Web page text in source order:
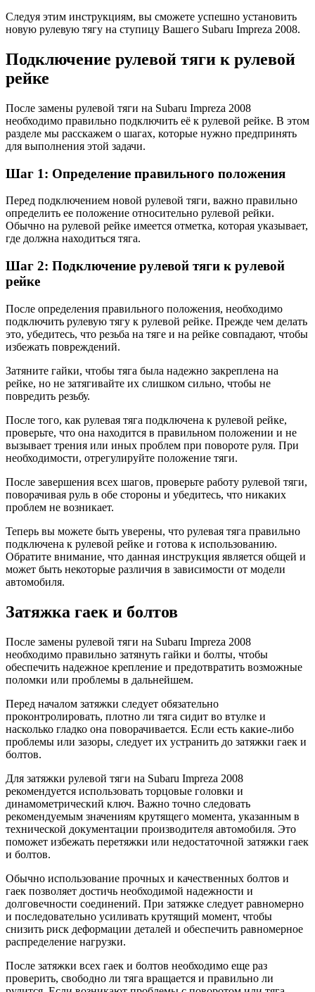
Следуя этим инструкциям, вы сможете успешно установить
новую рулевую тягу на ступицу Вашего Subaru Impreza 2008.
Подключение рулевой тяги к рулевой
рейке
После замены рулевой тяги на Subaru Impreza 2008
необходимо правильно подключить её к рулевой рейке. В этом
разделе мы расскажем о шагах, которые нужно предпринять
для выполнения этой задачи.
Шаг 1: Определение правильного положения
Перед подключением новой рулевой тяги, важно правильно
определить ее положение относительно рулевой рейки.
Обычно на рулевой рейке имеется отметка, которая указывает,
где должна находиться тяга.
Шаг 2: Подключение рулевой тяги к рулевой
рейке
После определения правильного положения, необходимо
подключить рулевую тягу к рулевой рейке. Прежде чем делать
это, убедитесь, что резьба на тяге и на рейке совпадают, чтобы
избежать повреждений.
Затяните гайки, чтобы тяга была надежно закреплена на
рейке, но не затягивайте их слишком сильно, чтобы не
повредить резьбу.
После того, как рулевая тяга подключена к рулевой рейке,
проверьте, что она находится в правильном положении и не
вызывает трения или иных проблем при повороте руля. При
необходимости, отрегулируйте положение тяги.
После завершения всех шагов, проверьте работу рулевой тяги,
поворачивая руль в обе стороны и убедитесь, что никаких
проблем не возникает.
Теперь вы можете быть уверены, что рулевая тяга правильно
подключена к рулевой рейке и готова к использованию.
Обратите внимание, что данная инструкция является общей и
может быть некоторые различия в зависимости от модели
автомобиля.
Затяжка гаек и болтов
После замены рулевой тяги на Subaru Impreza 2008
необходимо правильно затянуть гайки и болты, чтобы
обеспечить надежное крепление и предотвратить возможные
поломки или проблемы в дальнейшем.
Перед началом затяжки следует обязательно
проконтролировать, плотно ли тяга сидит во втулке и
насколько гладко она поворачивается. Если есть какие-либо
проблемы или зазоры, следует их устранить до затяжки гаек и
болтов.
Для затяжки рулевой тяги на Subaru Impreza 2008
рекомендуется использовать торцовые головки и
динамометрический ключ. Важно точно следовать
рекомендуемым значениям крутящего момента, указанным в
технической документации производителя автомобиля. Это
поможет избежать перетяжки или недостаточной затяжки гаек
и болтов.
Обычно использование прочных и качественных болтов и
гаек позволяет достичь необходимой надежности и
долговечности соединений. При затяжке следует равномерно
и последовательно усиливать крутящий момент, чтобы
снизить риск деформации деталей и обеспечить равномерное
распределение нагрузки.
После затяжки всех гаек и болтов необходимо еще раз
проверить, свободно ли тяга вращается и правильно ли